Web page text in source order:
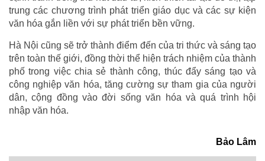
trung các chương trình phát triển giáo dục và các sự kiện
văn hóa gắn liền với sự phát triển bền vững.
Hà Nội cũng sẽ trở thành điểm đến của tri thức và sáng tạo
trên toàn thế giới, đồng thời thể hiện trách nhiệm của thành
phố trong việc chia sẻ thành công, thúc đẩy sáng tạo và
công nghiệp văn hóa, tăng cường sự tham gia của người
dân, cộng đồng vào đời sống văn hóa và quá trình hội
nhập văn hóa.
Bảo Lâm